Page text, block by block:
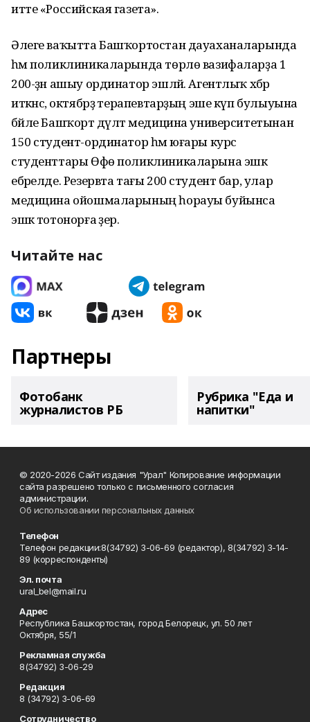
итте «Российская газета».
Әлеге ваҡытта Башҡортостан дауаханаларында
һәм поликлиникаларында төрлө вазифаларҙа 1
200-ҙән ашыу ординатор эшләй. Агентлыҡ хәбәр
иткәнсә, октябрҙә терапевтарҙың эше күп булыуына
бәйле Башҡорт дәүләт медицина университетынан
150 студент-ординатор һәм юғары курс
студенттары Өфө поликлиникаларына эшкә
ебәрелде. Резервта тағы 200 студент бар, улар
медицина ойошмаларының һорауы буйынса
эшкә тотонорға әҙер.
Читайте нас
Партнеры
Фотобанк
журналистов РБ
Рубрика "Еда и
напитки"
© 2020-2026 Сайт издания "Урал" Копирование информации
сайта разрешено только с письменного согласия
администрации.
Об использовании персональных данных
Телефон
Телефон редакции:8(34792) 3-06-69 (редактор), 8(34792) 3-14-
89 (корреспонденты)
Эл. почта
ural_bel@mail.ru
Адрес
Республика Башкортостан, город Белорецк, ул. 50 лет
Октября, 55/1
Рекламная служба
8(34792) 3-06-29
Редакция
8 (34792) 3-06-69
Сотрудничество